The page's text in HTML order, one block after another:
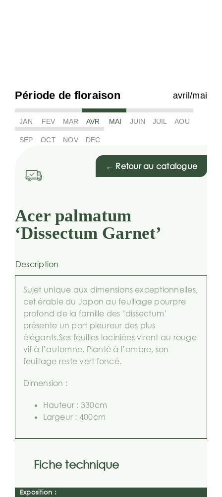
Période de floraison avril/mai
JAN FEV MAR AVR MAI JUIN JUIL AOU
SEP OCT NOV DEC
← Retour au catalogue
Acer palmatum
‘Dissectum Garnet’
Description
Sujet unique aux dimensions exceptionnelles,
cet érable du Japon au feuillage pourpre
profond de la famille des ‘dissectum’
présente un port pleureur des plus
élégants.Ses feuilles laciniées virent au rouge
vif à l’automne. Planté à l’ombre, son
feuillage reste vert foncé.
Dimension :
Hauteur : 330cm
Largeur : 400cm
Fiche technique
Exposition :